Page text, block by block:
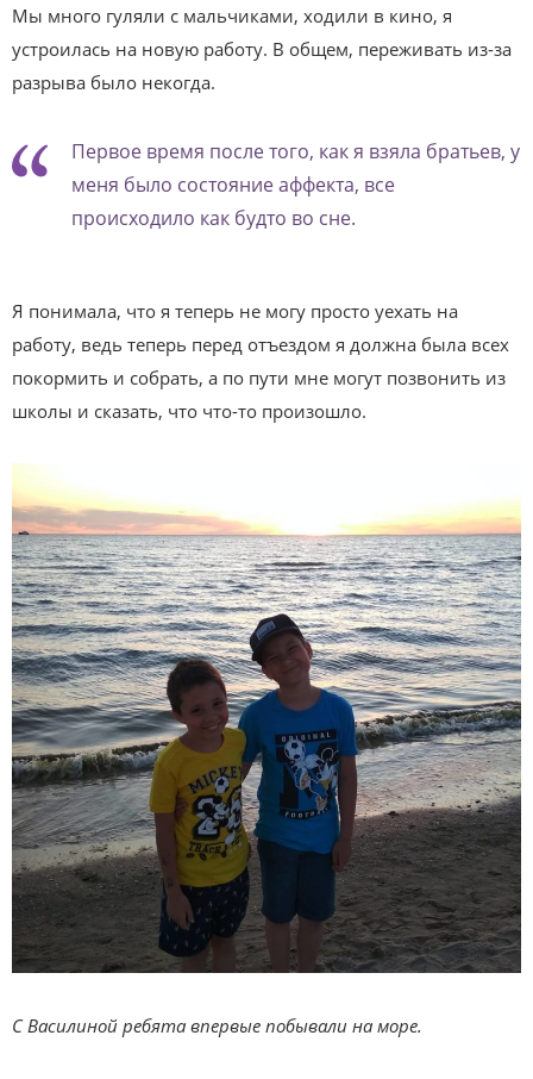
Мы много гуляли с мальчиками, ходили в кино, я
устроилась на новую работу. В общем, переживать из-за
разрыва было некогда.
Первое время после того, как я взяла братьев, у
меня было состояние аффекта, все
происходило как будто во сне.
Я понимала, что я теперь не могу просто уехать на
работу, ведь теперь перед отъездом я должна была всех
покормить и собрать, а по пути мне могут позвонить из
школы и сказать, что что-то произошло.
С Василиной ребята впервые побывали на море.